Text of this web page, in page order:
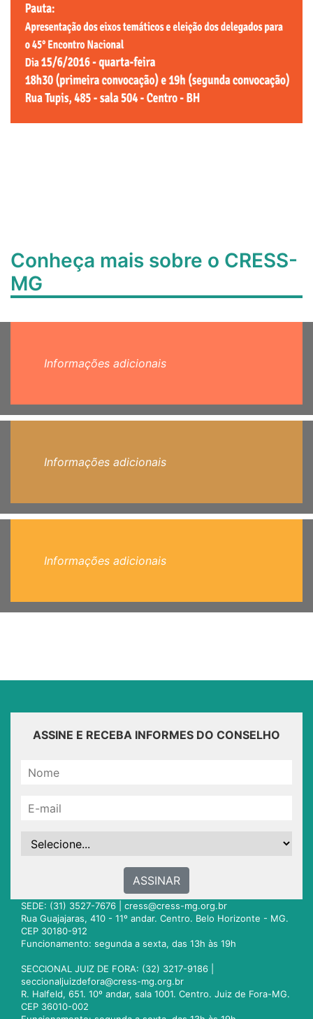
Conheça mais sobre o CRESS-
MG
Informações adicionais
Informações adicionais
Informações adicionais
ASSINE E RECEBA INFORMES DO CONSELHO
ASSINAR
SEDE: (31) 3527-7676 | cress@cress-mg.org.br
Rua Guajajaras, 410 - 11º andar. Centro. Belo Horizonte - MG.
CEP 30180-912
Funcionamento: segunda a sexta, das 13h às 19h
SECCIONAL JUIZ DE FORA: (32) 3217-9186 |
seccionaljuizdefora@cress-mg.org.br
R. Halfeld, 651. 10º andar, sala 1001. Centro. Juiz de Fora-MG.
CEP 36010-002